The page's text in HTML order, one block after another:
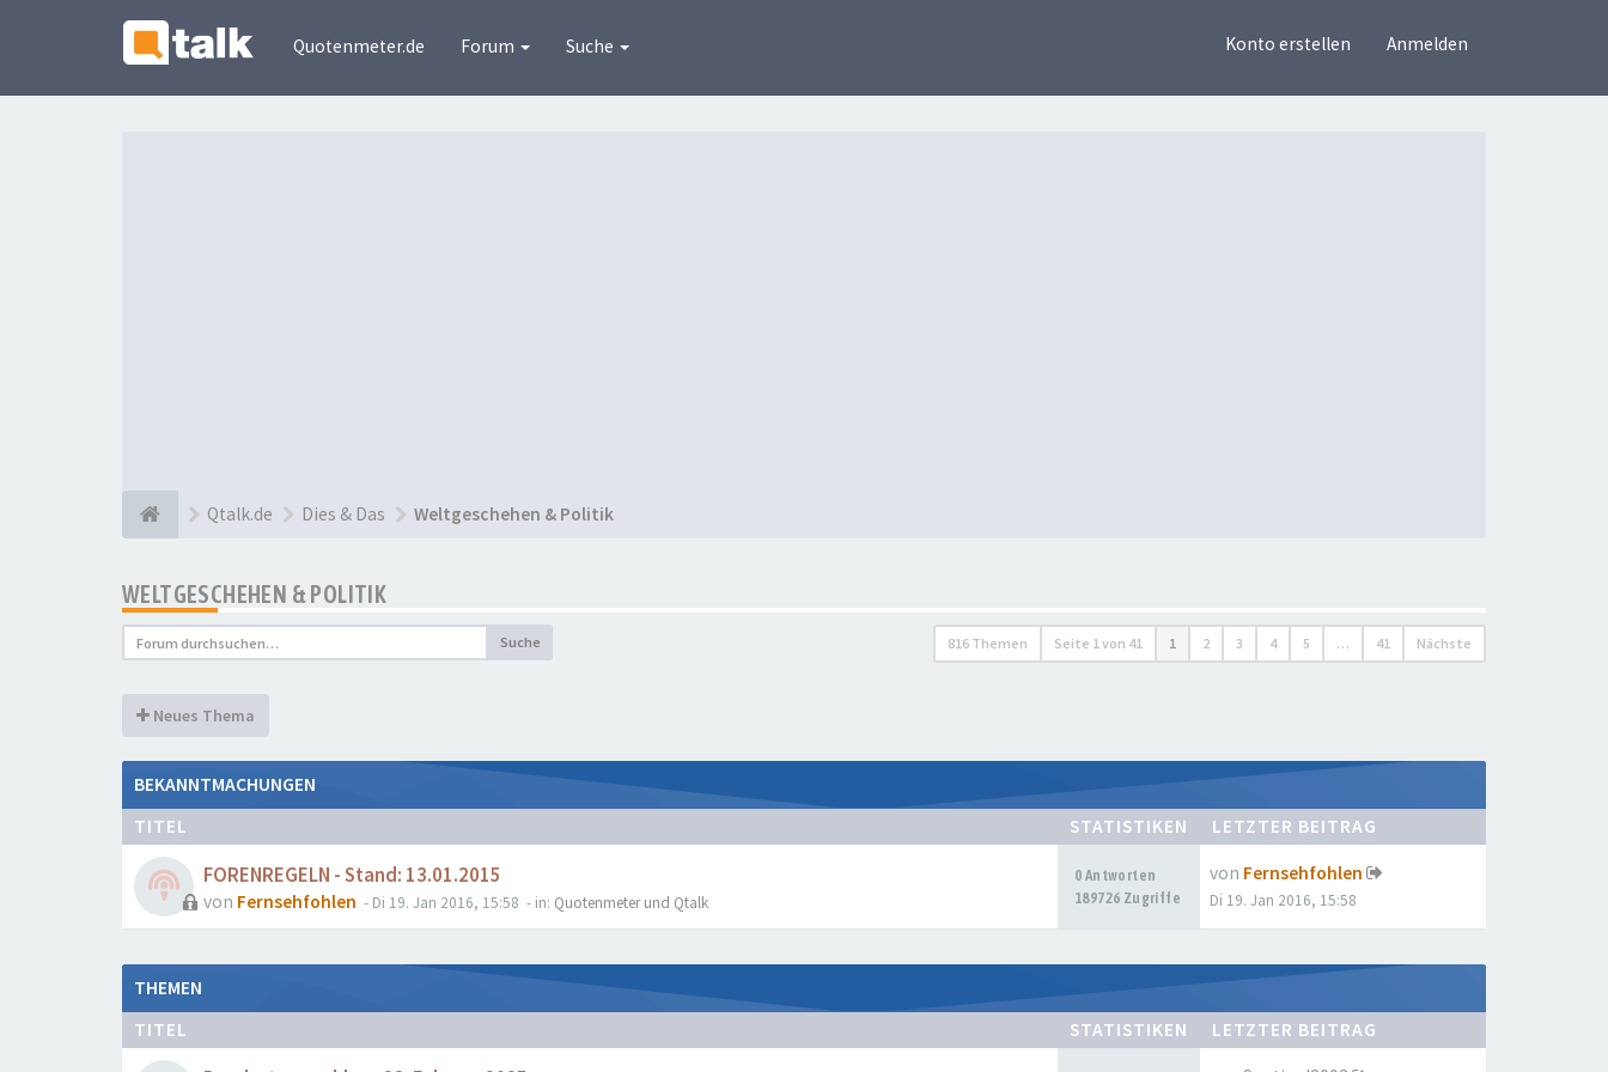
Quotenmeter.de Forum Suche Konto erstellen Anmelden
Qtalk.de Dies & Das Weltgeschehen & Politik
WELTGESCHEHEN & POLITIK
Suche 816 Themen Seite 1von 41 1 2 3 4 5 … 41 Nächste
Neues Thema
BEKANNTMACHUNGEN
TITEL
STATISTIKEN LETZTER BEITRAG
FORENREGELN - Stand: 13.01.2015
von Fernsehfohlen - Di 19. Jan 2016, 15:58 - in: Quotenmeter und Qtalk
0 Antworten
189726 Zugriffe
von Fernsehfohlen
Di 19. Jan 2016, 15:58
THEMEN
TITEL
STATISTIKEN LETZTER BEITRAG